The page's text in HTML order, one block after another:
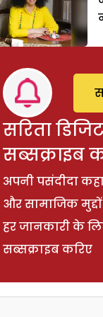
सरिता
सब्सक्राइब
अपनी पसंदीदा
और सामाजिक
हर जानकारी के
सब्सक्राइब करिए